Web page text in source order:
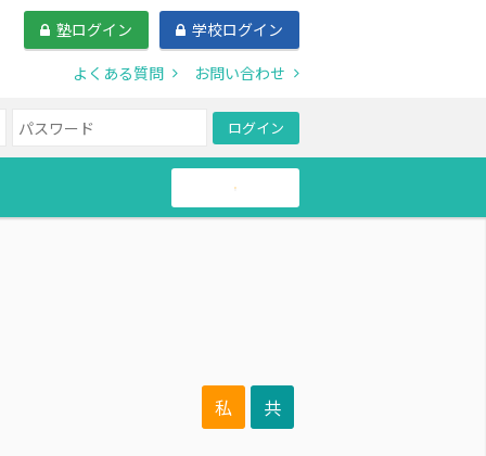
塾ログイン
学校ログイン
よくある質問
お問い合わせ
ログイン
帰国生
私 共